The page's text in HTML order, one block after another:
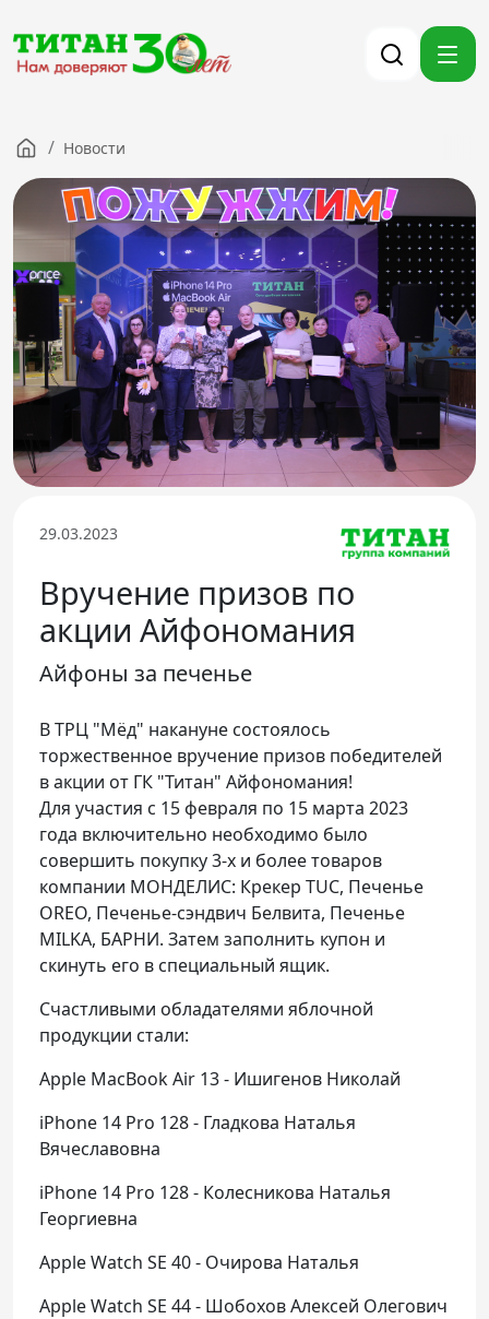
Компания
Партнерам
Тендеры
Вакансии
Новости
Контакты
Версия для слабовидящих
8 (3012) 411-099
Телефон доверия
/ Новости
29.03.2023
Вручение призов по
акции Айфономания
Айфоны за печенье
В ТРЦ "Мёд" накануне состоялось
торжественное вручение призов победителей
в акции от ГК "Титан" Айфономания!
Для участия с 15 февраля по 15 марта 2023
года включительно необходимо было
совершить покупку 3-х и более товаров
компании МОНДЕЛИС: Крекер TUC, Печенье
OREO, Печенье-сэндвич Белвита, Печенье
MILKA, БАРНИ. Затем заполнить купон и
скинуть его в специальный ящик.
Счастливыми обладателями яблочной
продукции стали:
Apple MacBook Air 13 - Ишигенов Николай
iPhone 14 Pro 128 - Гладкова Наталья
Вячеславовна
iPhone 14 Pro 128 - Колесникова Наталья
Георгиевна
Apple Watch SE 40 - Очирова Наталья
Apple Watch SE 44 - Шобохов Алексей Олегович